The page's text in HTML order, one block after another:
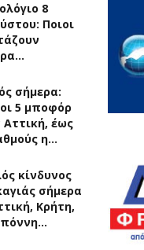
8
Ποιοι
σήμερα:
5 μποφόρ
Αττική, έως
η…
κίνδυνος
σήμερα
Κρήτη,